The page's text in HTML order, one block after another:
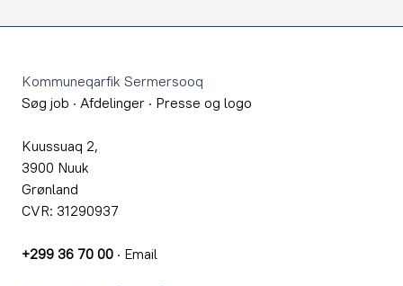
Kommuneqarfik Sermersooq
Søg job · Afdelinger · Presse og logo
Kuussuaq 2,
3900 Nuuk
Grønland
CVR: 31290937
+299 36 70 00 · Email